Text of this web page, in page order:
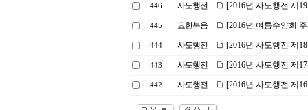
446 사도행전 [2016년 사도행전 제
445 요한복음 [2016년 여름수양회
444 사도행전 [2016년 사도행전 제
443 사도행전 [2016년 사도행전 제
442 사도행전 [2016년 사도행전 제